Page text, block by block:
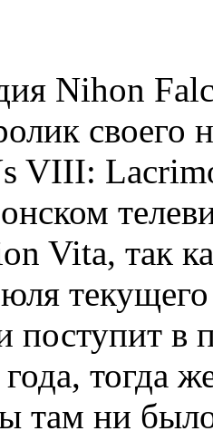
Nihon
своего
VIII:
Vita, так
поступит в
тогда
там ни